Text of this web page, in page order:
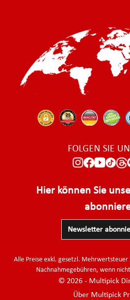
FOLGEN SIE
Hier können Sie
Newsletter
Alle Preise exkl. gesetzl. Mehrwertsteuer
Nachnahmegebühren, wenn
© 2026 - Multipick
Über Multipick